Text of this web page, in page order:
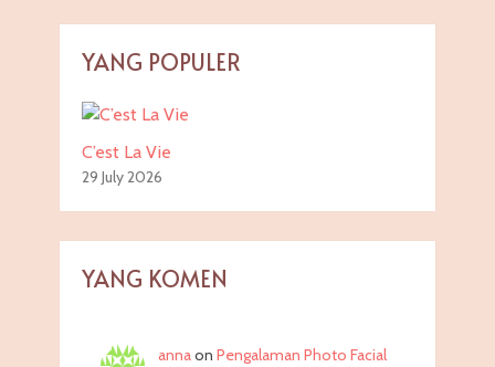
YANG POPULER
C’est La Vie
29 July 2026
YANG KOMEN
annaon Pengalaman Photo Facial